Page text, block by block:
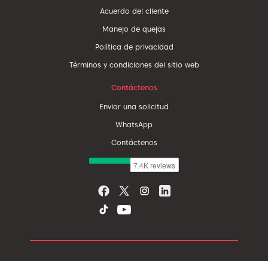
Acuerdo del cliente
Manejo de quejas
Política de privacidad
Términos y condiciones del sitio web
Contáctenos
Enviar una solicitud
WhatsApp
Contáctenos